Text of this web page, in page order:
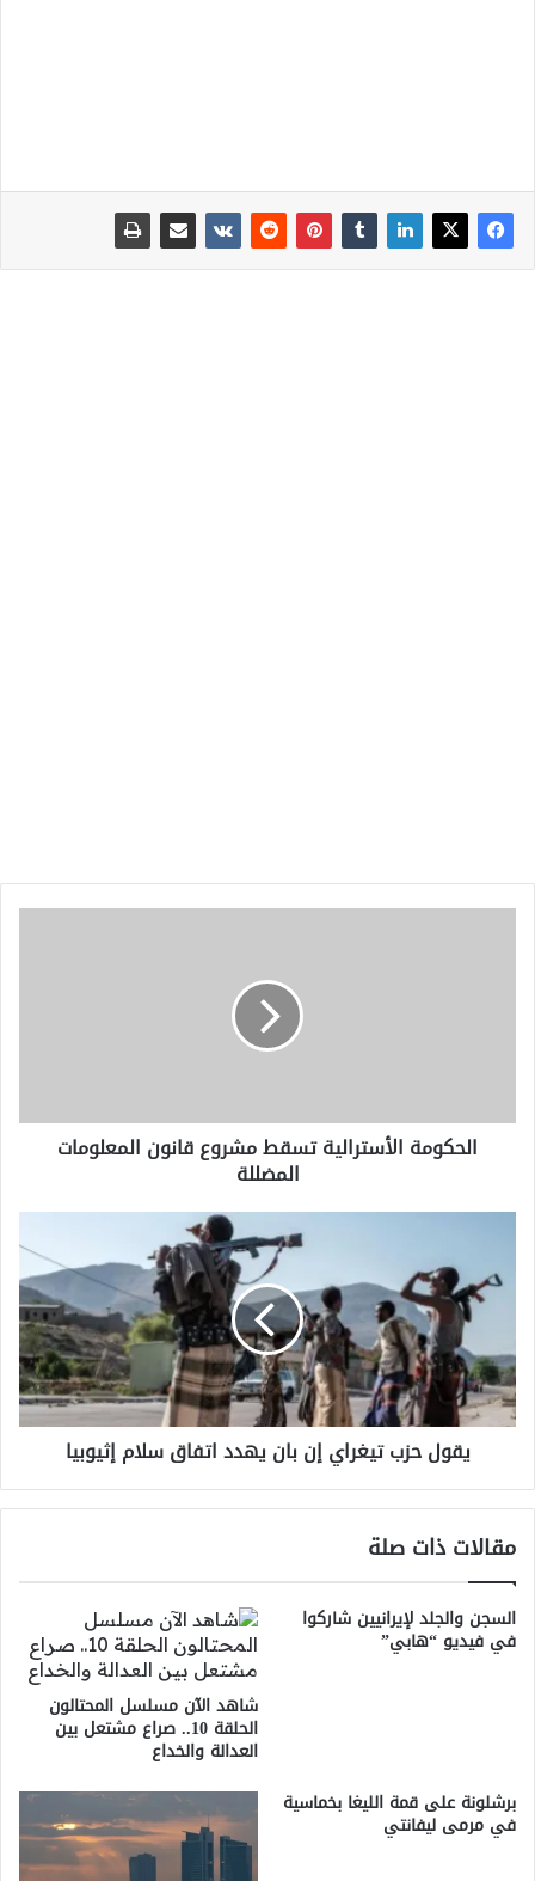
الحكومة الأسترالية تسقط مشروع قانون المعلومات
المضللة
تيغراي
يهدد
اتفاق
سلام
إثيوبيا
يقول حزب تيغراي إن بان يهدد اتفاق سلام إثيوبيا
مقالات ذات صلة
السجن والجلد لإيرانيين شاركوا
في فيديو “هابي”
شاهد الآن مسلسل المحتالون
الحلقة 10.. صراع مشتعل بين
العدالة والخداع
برشلونة على قمة الليغا بخماسية
في مرمى ليفانتي